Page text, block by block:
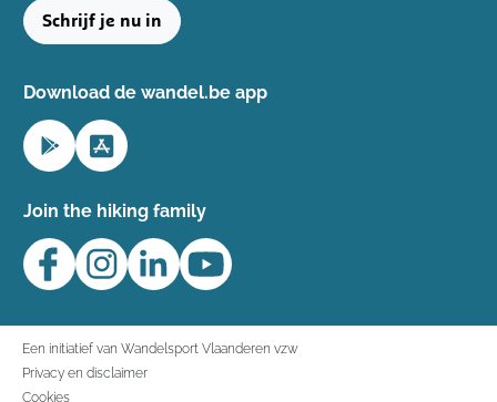
Schrijf je nu in
Download de wandel.be app
Join the hiking family
Een initiatief van Wandelsport Vlaanderen vzw
Privacy en disclaimer
Cookies